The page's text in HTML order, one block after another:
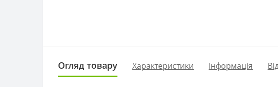
Огляд товару Характеристики Інформація